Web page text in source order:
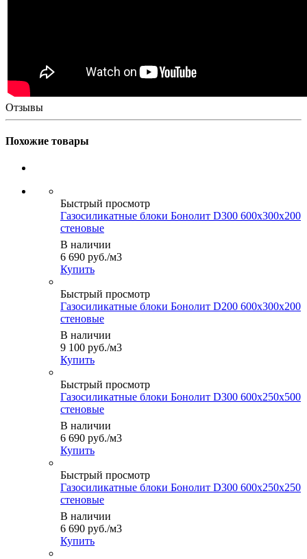
Отзывы
Похожие товары
Быстрый просмотр
Газосиликатные блоки Бонолит D300 600х300х200
стеновые
В наличии
6 690 руб./м3
Купить
Быстрый просмотр
Газосиликатные блоки Бонолит D200 600х300х200
стеновые
В наличии
9 100 руб./м3
Купить
Быстрый просмотр
Газосиликатные блоки Бонолит D300 600х250х500
стеновые
В наличии
6 690 руб./м3
Купить
Быстрый просмотр
Газосиликатные блоки Бонолит D300 600х250х250
стеновые
В наличии
6 690 руб./м3
Купить